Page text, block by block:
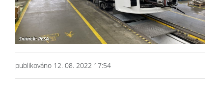
publikováno 12. 08. 2022 17:54